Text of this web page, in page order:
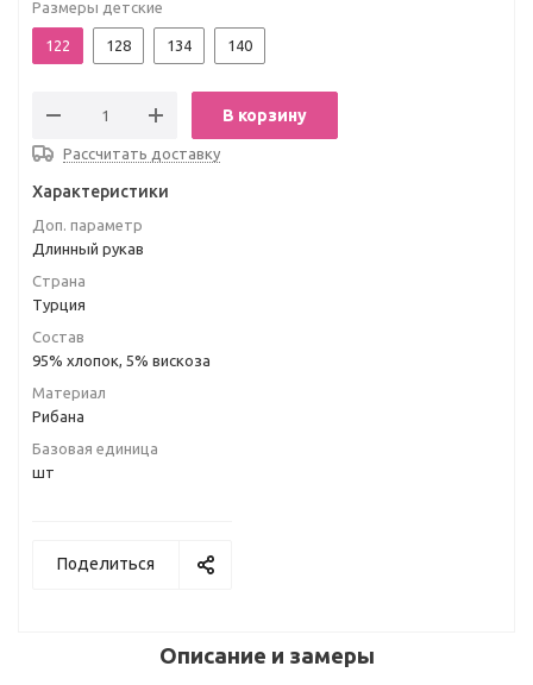
Размеры детские
122 128 134 140
В корзину
Рассчитать доставку
Характеристики
Доп. параметр
Длинный рукав
Страна
Турция
Состав
95% хлопок, 5% вискоза
Материал
Рибана
Базовая единица
шт
Поделиться
Описание и замеры